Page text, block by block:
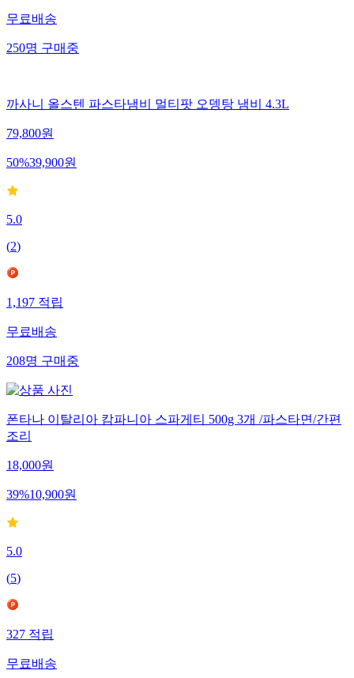
무료배송
250명구매중
까사니 올스텐 파스타냄비 멀티팟 오뎅탕 냄비 4.3L
79,800원
50%39,900원
5.0
(2)
1,197적립
무료배송
208명구매중
폰타나 이탈리아 캄파니아 스파게티 500g 3개 /파스타면/간편
조리
18,000원
39%10,900원
5.0
(5)
327적립
무료배송